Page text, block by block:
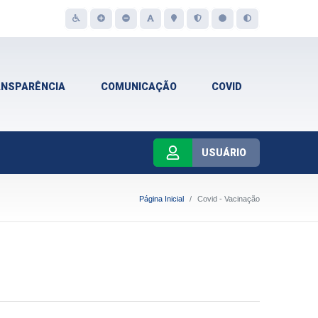
COMUNICAÇÃO COVID
USUÁRIO
Página Inicial Covid - Vacinação